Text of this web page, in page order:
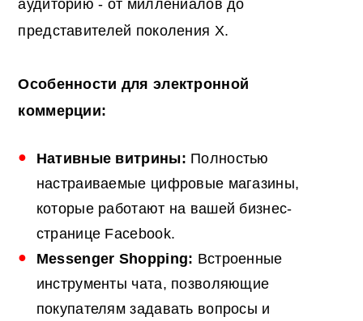
аудиторию - от миллениалов до
представителей поколения X.
Особенности для электронной
коммерции:
Нативные витрины: Полностью
настраиваемые цифровые магазины,
которые работают на вашей бизнес-
странице Facebook.
Messenger Shopping: Встроенные
инструменты чата, позволяющие
покупателям задавать вопросы и